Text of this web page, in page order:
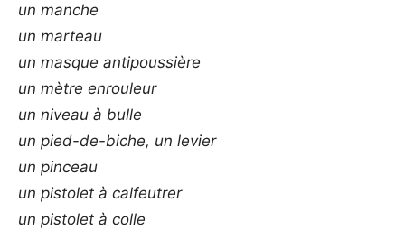
un manche
un marteau
un masque antipoussière
un mètre enrouleur
un niveau à bulle
un pied-de-biche, un levier
un pinceau
un pistolet à calfeutrer
un pistolet à colle